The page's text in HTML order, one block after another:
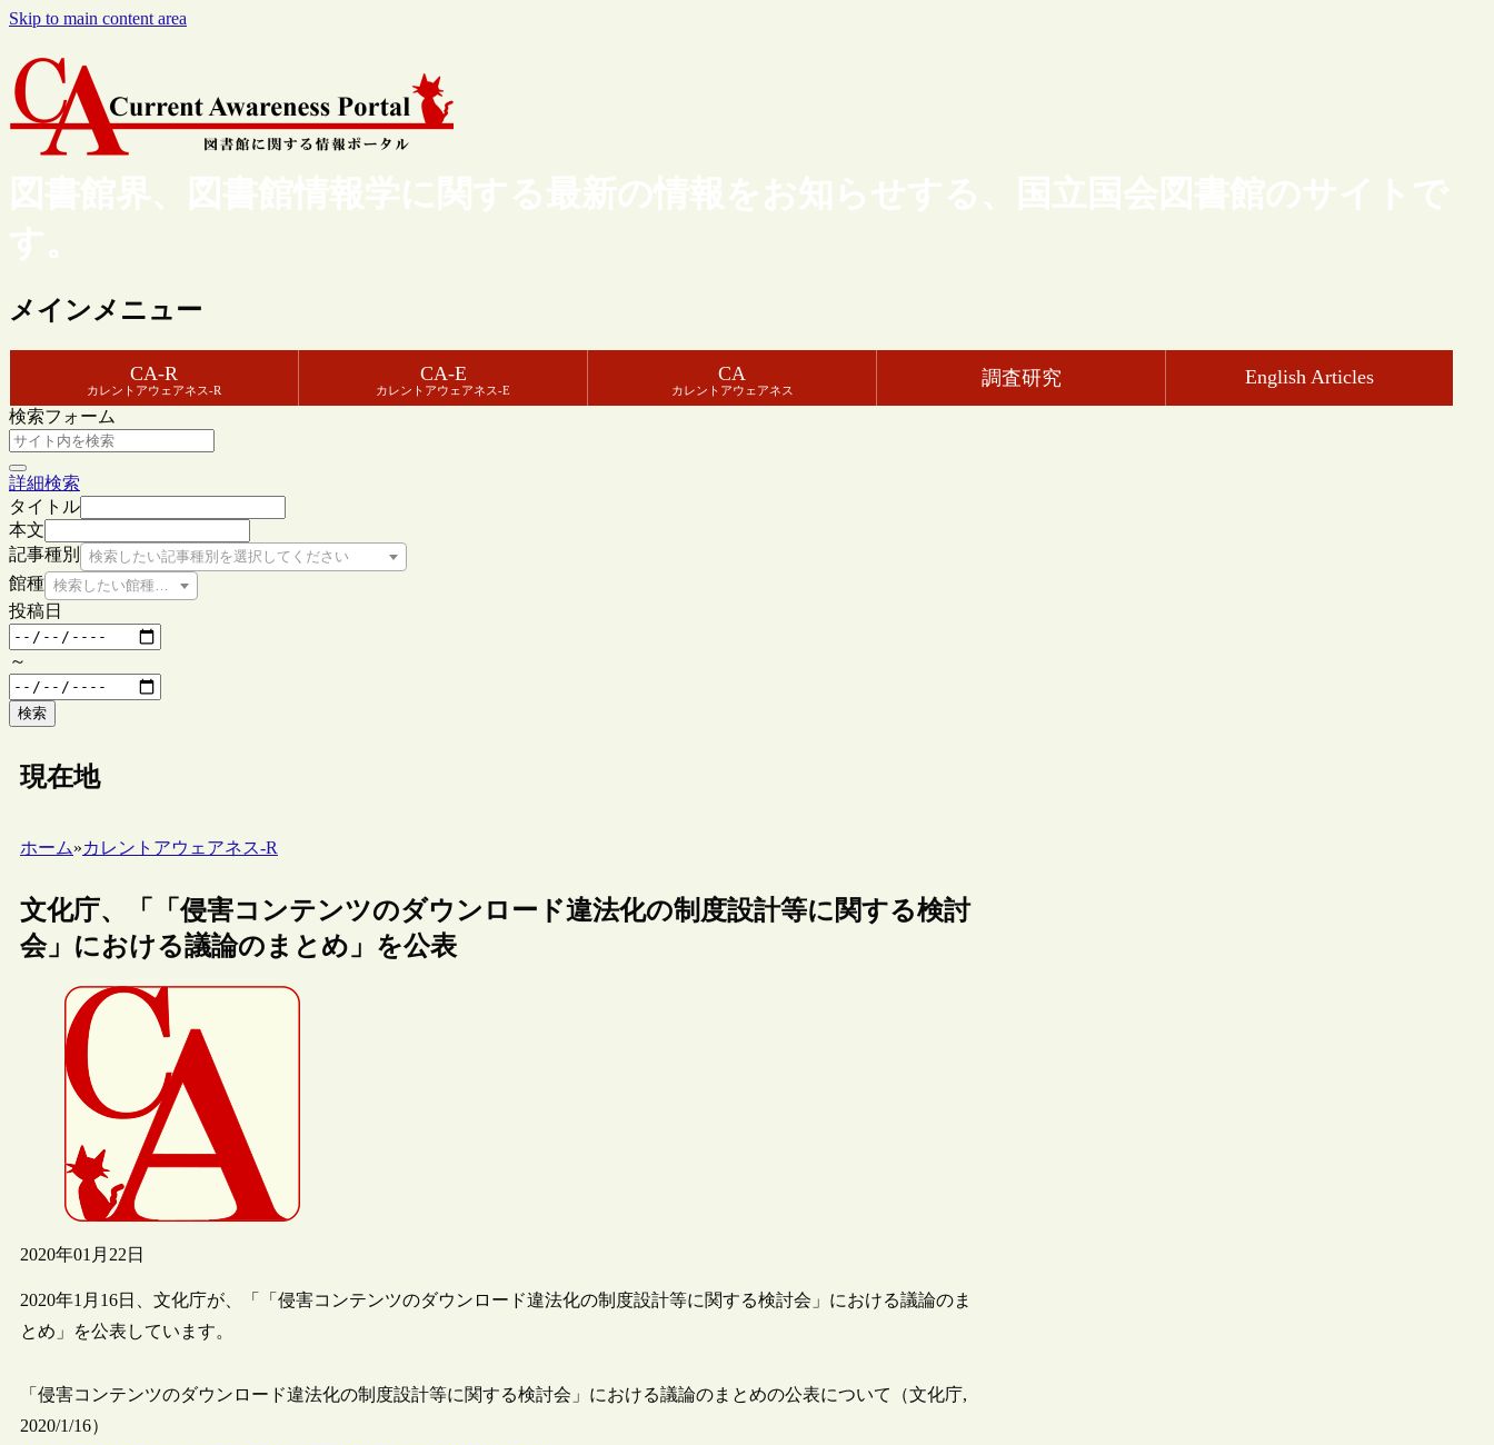
Skip to main content area
図書館界、図書館情報学に関する最新の情報をお知らせする、国立国会図書館のサイトで
す。
メインメニュー
CA-R
カレントアウェアネス-R
CA-E
カレントアウェアネス-E
CA
カレントアウェアネス
調査研究 English Articles
検索フォーム
詳細検索
タイトル
本文
記事種別
検索したい記事種別を選択してください
館種 検索したい館種を選択してください
投稿日
～
検索
現在地
ホーム»カレントアウェアネス-R
文化庁、「「侵害コンテンツのダウンロード違法化の制度設計等に関する検討
会」における議論のまとめ」を公表
2020年01月22日
2020年1月16日、文化庁が、「「侵害コンテンツのダウンロード違法化の制度設計等に関する検討会」における議論のま
とめ」を公表しています。
「侵害コンテンツのダウンロード違法化の制度設計等に関する検討会」における議論のまとめの公表について（文化庁,
2020/1/16）